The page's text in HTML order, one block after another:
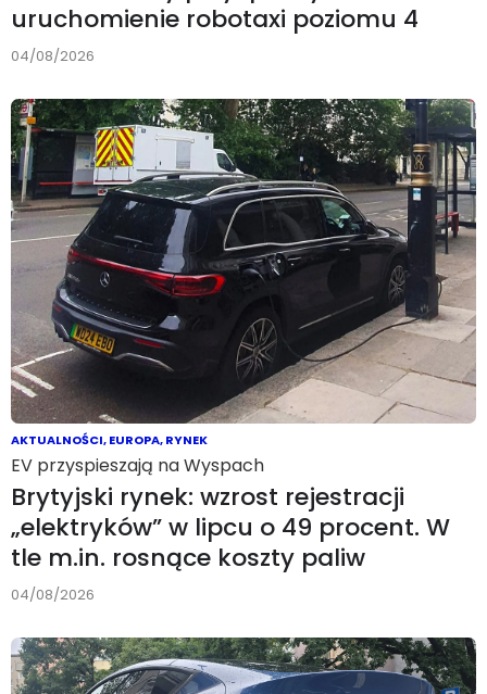
uruchomienie robotaxi poziomu 4
04/08/2026
AKTUALNOŚCI,EUROPA,RYNEK
EV przyspieszają na Wyspach
Brytyjski rynek: wzrost rejestracji
„elektryków” w lipcu o 49 procent. W
tle m.in. rosnące koszty paliw
04/08/2026